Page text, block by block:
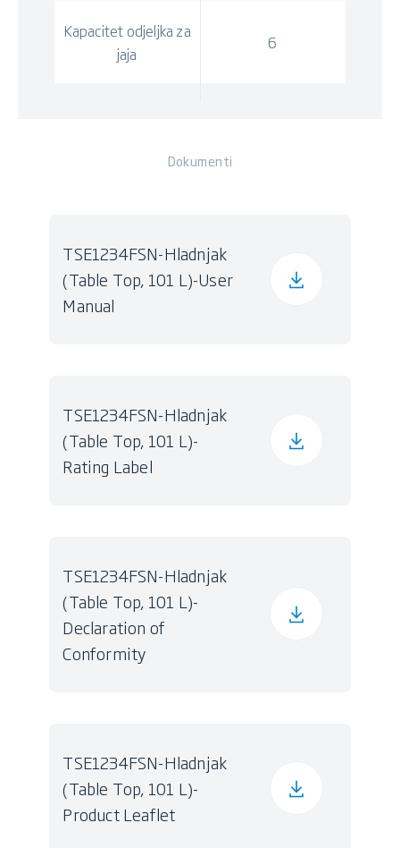
Kapacitet odjeljka za
jaja
6
Dokumenti
TSE1234FSN-Hladnjak
(Table Top, 101 L)-User
Manual
TSE1234FSN-Hladnjak
(Table Top, 101 L)-
Rating Label
TSE1234FSN-Hladnjak
(Table Top, 101 L)-
Declaration of
Conformity
TSE1234FSN-Hladnjak
(Table Top, 101 L)-
Product Leaflet